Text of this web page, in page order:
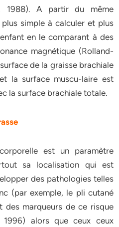
1988). A partir du même
simple à calculer et plus
en le comparant à des
magnétique (Rolland-
de la graisse brachiale
la surface muscu-laire est
la surface brachiale totale.
est un paramètre
sa localisation qui est
des pathologies telles
(par exemple, le pli cutané
des marqueurs de ce risque
1996) alors que ceux ceux